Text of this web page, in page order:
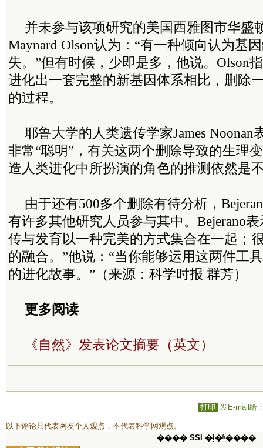
并未参与该项研究的美国西雅图市华盛
Maynard Olson认为：“有一种倾向认为基
失。”但有时候，少即是多，他说。Olson
进化出一套完整的新基因体系相比，删除
的过程。
耶鲁大学的人类遗传学家James Noonan
非常“聪明”，有关这两个删除导致的生理
造人类进化中所扮演的角色的推测依然是
由于还有500多个删除有待分析，
有许多其他研究人员参与其中。Bejerano
传与发育以一种完美的方式集合在一起；
的融合。”他说：“当你能够运用这两件工
的进化故事。”（来源：科学时报 群芳）
更多阅读
《自然》发表论文摘要（英文）
打印 发E-mail给
以下评论只代表网友个人观点，不代表科学网观点。
���� SSI �ļ�ʱ����